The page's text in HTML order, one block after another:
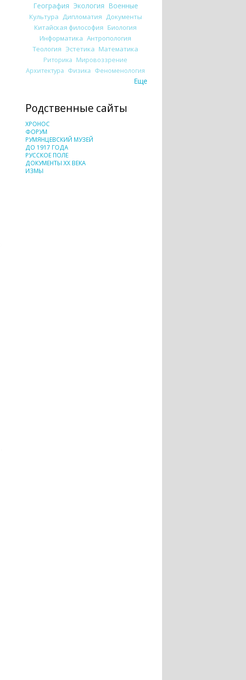
География Экология Военные
Культура Дипломатия Документы
Китайская философия Биология
Информатика Антропология
Теология Эстетика Математика
Риторика Мировоззрение
Архитектура Физика Феноменология
Еще
Родственные сайты
ХРОНОС
ФОРУМ
РУМЯНЦЕВСКИЙ МУЗЕЙ
ДО 1917 ГОДА
РУССКОЕ ПОЛЕ
ДОКУМЕНТЫ XX ВЕКА
ИЗМЫ